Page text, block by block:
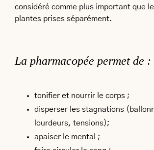
considéré comme plus important que
plantes prises séparément.
La pharmacopée permet de :
tonifier et nourrir le corps ;
disperser les stagnations
lourdeurs, tensions);
apaiser le mental ;